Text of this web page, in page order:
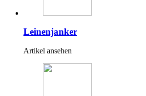
Leinenjanker
Artikel ansehen